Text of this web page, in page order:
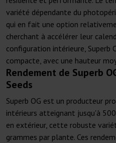
variété dépendante du
qui en fait une option
cherchant à accélérer leur
configuration intérieure, Superb
compacte, avec une hauteur
Rendement de Superb
Seeds
Superb OG est un producteur
intérieurs atteignant jusqu'à
en extérieur, cette robuste
grammes par plante. Ces